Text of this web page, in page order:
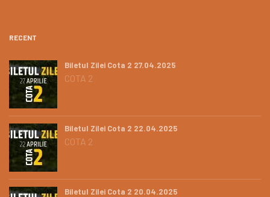
RECENT
Biletul Zilei Cota 2 27.04.2025
COTA 2
Biletul Zilei Cota 2 22.04.2025
COTA 2
Biletul Zilei Cota 2 20.04.2025